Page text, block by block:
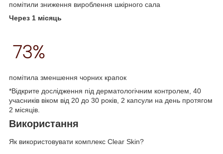
помітили зниження вироблення шкірного сала
Через 1 місяць
помітила зменшення чорних крапок
*Відкрите дослідження під дерматологічним контролем, 40
учасників віком від 20 до 30 років, 2 капсули на день протягом
2 місяців.
Використання
Як використовувати комплекс Clear Skin?